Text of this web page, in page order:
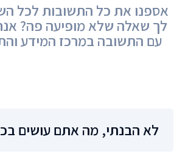
לא הבנתי, מה אתם עושים
אספנו את כל התשובות לכל
לך שאלה שלא מופיעה פה?
עם התשובה במרכז המידע